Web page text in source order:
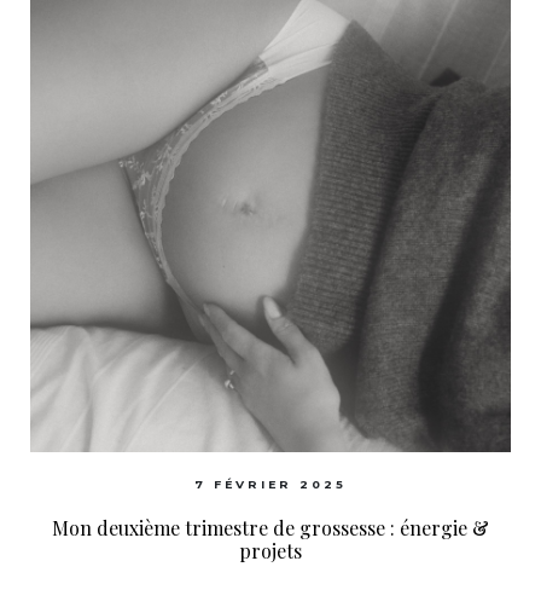
7 FÉVRIER 2025
Mon deuxième trimestre de grossesse : énergie &
projets